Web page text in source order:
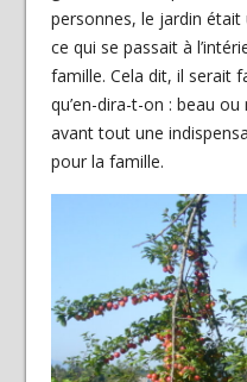
personnes, le jardin
ce qui se passait à
famille. Cela dit, il serait
qu’en-dira-t-on : beau
avant tout une
pour la famille.